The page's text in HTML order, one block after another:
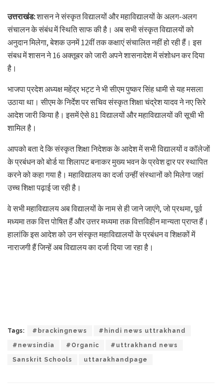
उत्तराखंड:शासन ने संस्कृत विद्यालयों और महाविद्यालयों के अलग-अलग
संचालन के संबंध में स्थिति साफ की है। अब सभी संस्कृत विद्यालयों को
अनुदान मिलेगा, बेशक उनमें 12वीं तक कक्षाएं संचालित नहीं हो रही हैं। इस
संबध में शासन ने 16 अक्तूबर को जारी अपने शासनादेश में संशोधन कर दिया
है।
भाजपा प्रदेश अध्यक्ष महेंद्र भट्ट ने भी सीएम पुष्कर सिंह धामी से यह मसला
उठाया था। सीएम के निर्देश पर सचिव संस्कृत शिक्षा चंद्रेश यादव ने नए सिरे
आदेश जारी किया है। इसमें ऐसे 81 विद्यालयों और महाविद्यालयों की सूची भी
शामिल है।
आपको बता दे कि संस्कृत शिक्षा निदेशक के आदेश में सभी विद्यालयों व कॉलेजों
के प्रबंधन को बोर्ड या शिलापट बनाकर मुख्य भवन के प्रवेश द्वार पर स्थापित
करने को कहा गया है। महाविद्यालय का दर्जा उन्हीं संस्थानों को मिलेगा जहां
उच्च शिक्षा पढ़ाई जा रही है।
वे सभी महाविद्यालय अब विद्यालयों के नाम से ही जाने जाएंगे, जो प्रथमा, पूर्व
मध्यमा तक वित्त पोषित हैं और उत्तर मध्यमा तक वित्तविहीन मान्यता प्राप्त हैं।
हालांकि इस आदेश को उन संस्कृत महाविद्यालयों के प्रबंधन व शिक्षकों में
नाराजगी हैं जिन्हें अब विद्यालय का दर्जा दिया जा रहा है।
Tags: #brackingnews #hindi news uttrakhand
#newsindia #Organic #uttrakhand news
Sanskrit Schools uttarakhandpage